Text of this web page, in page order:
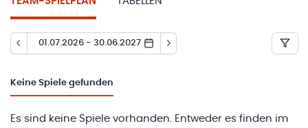
01.07.2026 - 30.06.2027
Keine Spiele gefunden
Es sind keine Spiele vorhanden. Entweder es finden im